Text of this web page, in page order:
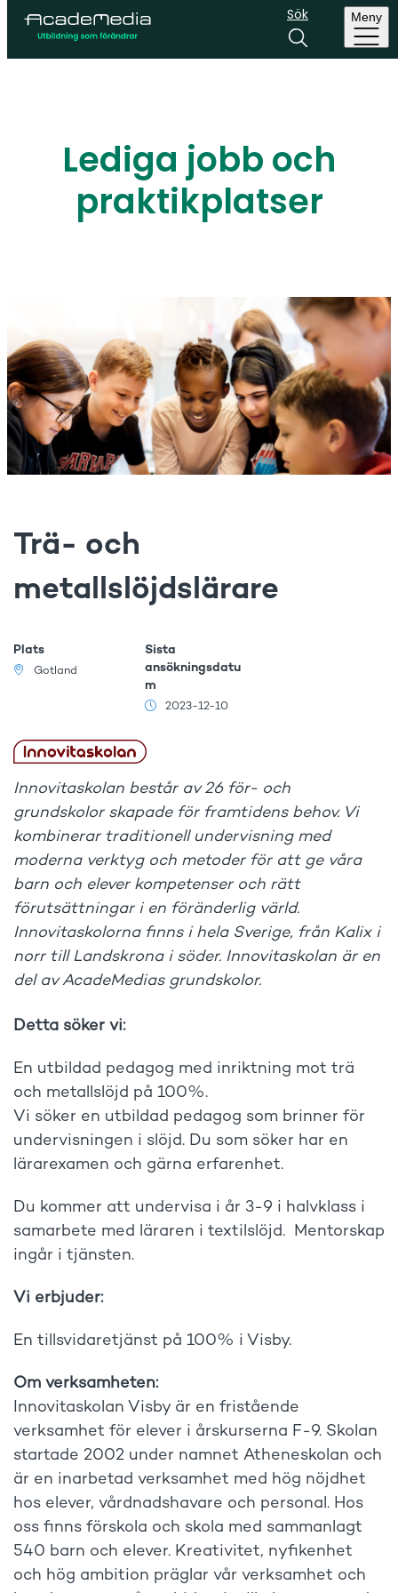
Sök Meny
Lediga jobb och
praktikplatser